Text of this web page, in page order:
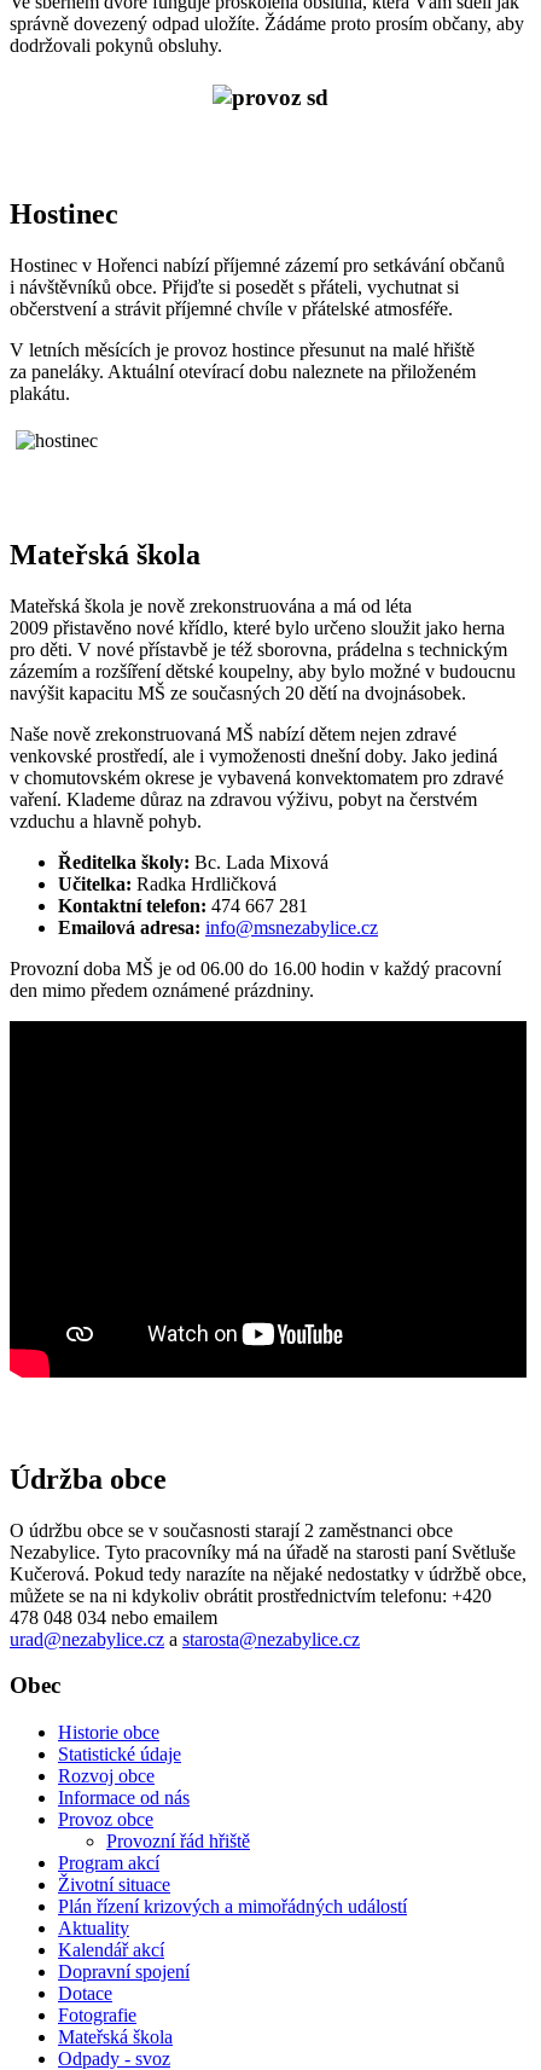
správně dovezený odpad uložíte. Žádáme proto prosím občany, aby
dodržovali pokynů obsluhy.
Hostinec
Hostinec v Hořenci nabízí příjemné zázemí pro setkávání občanů
i návštěvníků obce. Přijďte si posedět s přáteli, vychutnat si
občerstvení a strávit příjemné chvíle v přátelské atmosféře.
V letních měsících je provoz hostince přesunut na malé hřiště
za paneláky. Aktuální otevírací dobu naleznete na přiloženém
plakátu.
Mateřská škola
Mateřská škola je nově zrekonstruována a má od léta
2009 přistavěno nové křídlo, které bylo určeno sloužit jako herna
pro děti. V nové přístavbě je též sborovna, prádelna s technickým
zázemím a rozšíření dětské koupelny, aby bylo možné v budoucnu
navýšit kapacitu MŠ ze současných 20 dětí na dvojnásobek.
Naše nově zrekonstruovaná MŠ nabízí dětem nejen zdravé
venkovské prostředí, ale i vymoženosti dnešní doby. Jako jediná
v chomutovském okrese je vybavená konvektomatem pro zdravé
vaření. Klademe důraz na zdravou výživu, pobyt na čerstvém
vzduchu a hlavně pohyb.
Ředitelka školy: Bc. Lada Mixová
Učitelka: Radka Hrdličková
Kontaktní telefon: 474 667 281
Emailová adresa: info@msnezabylice.cz
Provozní doba MŠ je od 06.00 do 16.00 hodin v každý pracovní
den mimo předem oznámené prázdniny.
Údržba obce
O údržbu obce se v současnosti starají 2 zaměstnanci obce
Nezabylice. Tyto pracovníky má na úřadě na starosti paní Světluše
Kučerová. Pokud tedy narazíte na nějaké nedostatky v údržbě obce,
můžete se na ni kdykoliv obrátit prostřednictvím telefonu: +420
478 048 034 nebo emailem
urad@nezabylice.cz a starosta@nezabylice.cz
Obec
Historie obce
Statistické údaje
Rozvoj obce
Informace od nás
Provoz obce
Provozní řád hřiště
Program akcí
Životní situace
Plán řízení krizových a mimořádných událostí
Aktuality
Kalendář akcí
Dopravní spojení
Dotace
Fotografie
Mateřská škola
Odpady - svoz